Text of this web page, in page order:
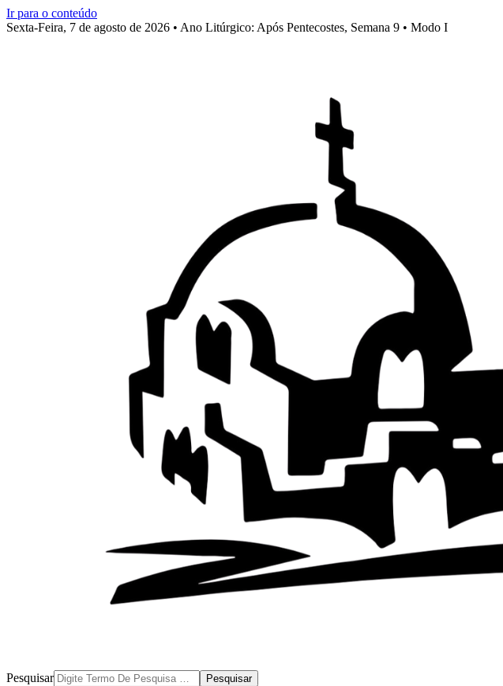
Ir para o conteúdo
Sexta-Feira, 7 de agosto de 2026 • Ano Litúrgico: Após Pentecostes, Semana 9 • Modo I
Byblos
Pesquisar